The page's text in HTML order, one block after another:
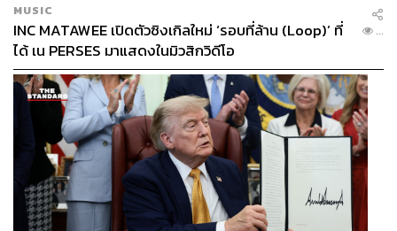
MUSIC
INC MATAWEE เปิดตัวซิงเกิลใหม่ ‘รอบที่ล้าน (Loop)’ ที่
ได้ เน PERSES มาแสดงในมิวสิกวิดีโอ
...